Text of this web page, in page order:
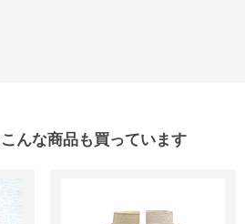
んな商品も買っています